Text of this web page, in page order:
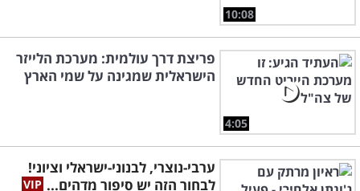
10:08
4:05
פריצת דרך עולמית: מערכת הלייזר
הישראלית שמגינה על שמי הארץ
ערבי-נוצרי, לבנוני-ישראלי וציוני!
לבחור הזה יש סיפור מדהים...